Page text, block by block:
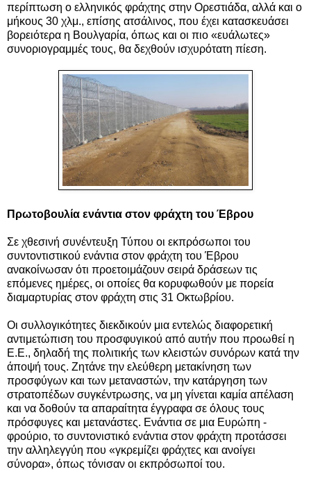
περίπτωση ο ελληνικός φράχτης στην Ορεστιάδα, αλλά και ο
μήκους 30 χλμ., επίσης ατσάλινος, που έχει κατασκευάσει
βορειότερα η Βουλγαρία, όπως και οι πιο «ευάλωτες»
συνοριογραμμές τους, θα δεχθούν ισχυρότατη πίεση.
Πρωτοβουλία ενάντια στον φράχτη του Έβρου
Σε χθεσινή συνέντευξη Τύπου οι εκπρόσωποι του
συντοντιστικού ενάντια στον φράχτη του Έβρου
ανακοίνωσαν ότι προετοιμάζουν σειρά δράσεων τις
επόμενες ημέρες, οι οποίες θα κορυφωθούν με πορεία
διαμαρτυρίας στον φράχτη στις 31 Οκτωβρίου.
Οι συλλογικότητες διεκδικούν μια εντελώς διαφορετική
αντιμετώπιση του προσφυγικού από αυτήν που προωθεί η
Ε.Ε., δηλαδή της πολιτικής των κλειστών συνόρων κατά την
άποψή τους. Ζητάνε την ελεύθερη μετακίνηση των
προσφύγων και των μεταναστών, την κατάργηση των
στρατοπέδων συγκέντρωσης, να μη γίνεται καμία απέλαση
και να δοθούν τα απαραίτητα έγγραφα σε όλους τους
πρόσφυγες και μετανάστες. Ενάντια σε μια Ευρώπη -
φρούριο, το συντονιστικό ενάντια στον φράχτη προτάσσει
την αλληλεγγύη που «γκρεμίζει φράχτες και ανοίγει
σύνορα», όπως τόνισαν οι εκπρόσωποί του.